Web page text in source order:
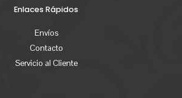
Enlaces Rápidos
Envíos
Contacto
Servicio al Cliente